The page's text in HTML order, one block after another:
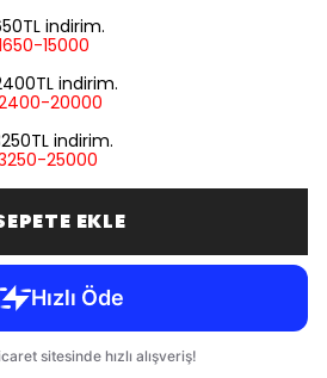
indirim.
15000
indirim.
20000
indirim.
25000
EKLE